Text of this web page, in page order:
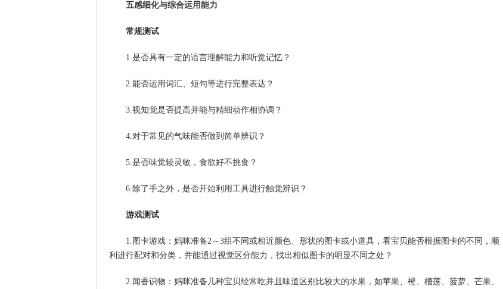
五感细化与综合运用能力
常规测试
1.是否具有一定的语言理解能力和听觉记忆？
2.能否运用词汇、短句等进行完整表达？
3.视知觉是否提高并能与精细动作相协调？
4.对于常见的气味能否做到简单辨识？
5.是否味觉较灵敏，食欲好不挑食？
6.除了手之外，是否开始利用工具进行触觉辨识？
游戏测试
1.图卡游戏：妈咪准备2～3组不同或相近颜色、形状的图卡或小道具，看宝贝能否根据图卡的不同，顺
利进行配对和分类，并能通过视觉区分能力，找出相似图卡的明显不同之处？
2.闻香识物：妈咪准备几种宝贝经常吃并且味道区别比较大的水果，如苹果、橙、榴莲、菠萝、芒果、